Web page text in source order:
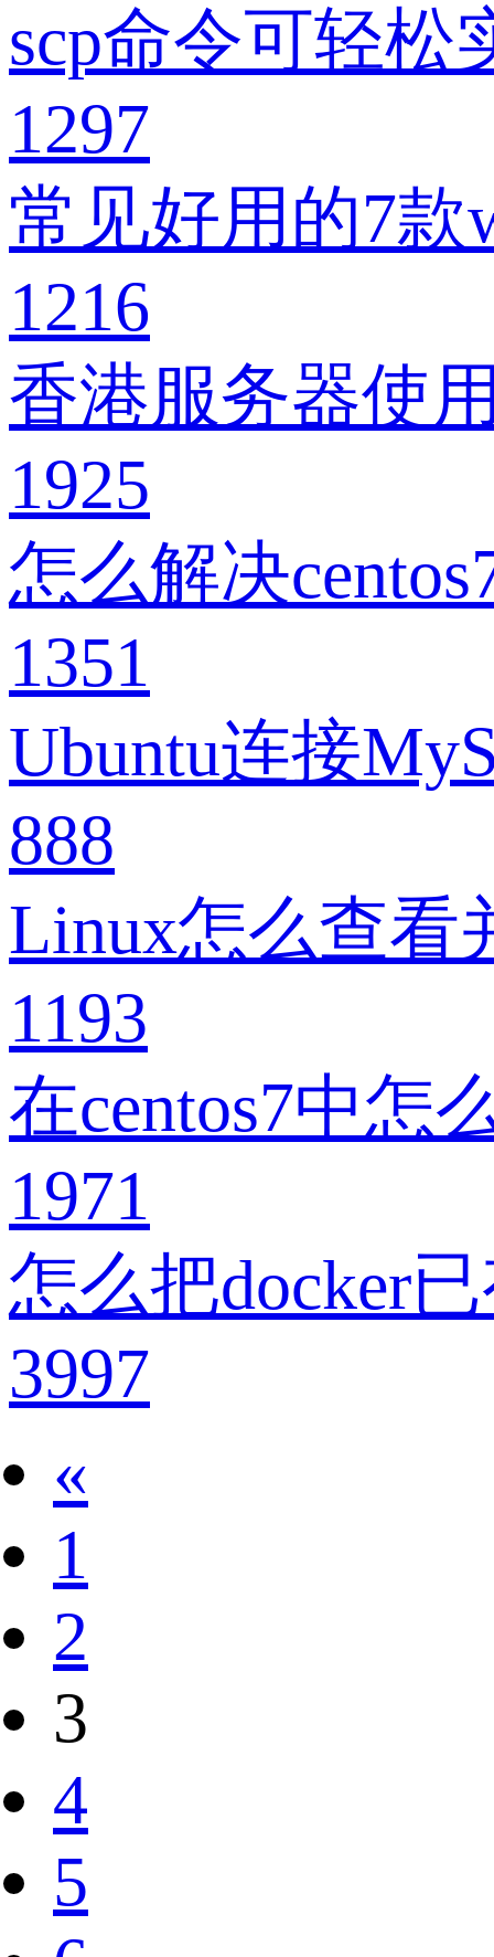
scp命令可轻松
1297
常见好用的7款
1216
香港服务器使
1925
怎么解决
1351
Ubuntu连接
888
Linux怎么查看
1193
在centos7中怎
1971
怎么把docker
3997
«
1
2
3
4
5